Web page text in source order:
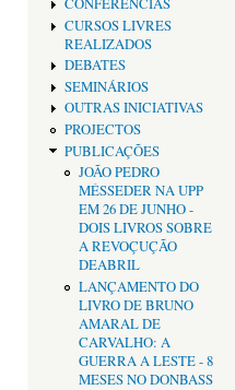
CONFERÊNCIAS
CURSOS LIVRES
REALIZADOS
DEBATES
SEMINÁRIOS
OUTRAS INICIATIVAS
PROJECTOS
PUBLICAÇÕES
JOÃO PEDRO
MÉSSEDER NA UPP
EM 26 DE JUNHO -
DOIS LIVROS SOBRE
A REVOÇUÇÃO
DEABRIL
LANÇAMENTO DO
LIVRO DE BRUNO
AMARAL DE
CARVALHO: A
GUERRA A LESTE - 8
MESES NO DONBASS